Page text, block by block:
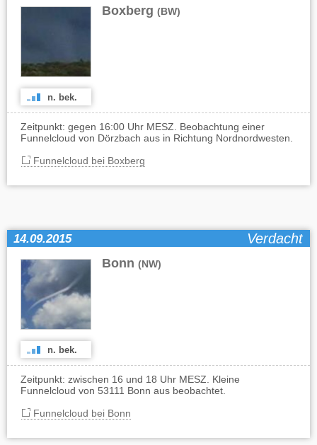
Boxberg (BW)
n. bek.
Zeitpunkt: gegen 16:00 Uhr MESZ. Beobachtung einer
Funnelcloud von Dörzbach aus in Richtung Nordnordwesten.
Funnelcloud bei Boxberg
14.09.2015 Verdacht
Bonn (NW)
n. bek.
Zeitpunkt: zwischen 16 und 18 Uhr MESZ. Kleine
Funnelcloud von 53111 Bonn aus beobachtet.
Funnelcloud bei Bonn